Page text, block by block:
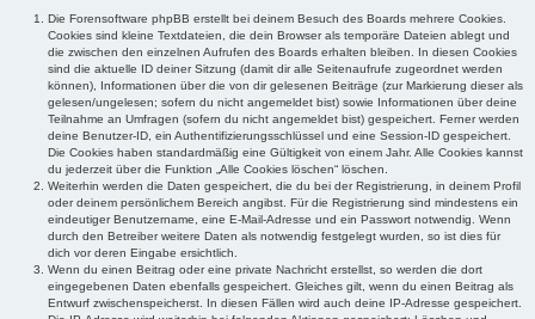
Die Forensoftware phpBB erstellt bei deinem Besuch des Boards mehrere Cookies.
Cookies sind kleine Textdateien, die dein Browser als temporäre Dateien ablegt und
die zwischen den einzelnen Aufrufen des Boards erhalten bleiben. In diesen Cookies
sind die aktuelle ID deiner Sitzung (damit dir alle Seitenaufrufe zugeordnet werden
können), Informationen über die von dir gelesenen Beiträge (zur Markierung dieser als
gelesen/ungelesen; sofern du nicht angemeldet bist) sowie Informationen über deine
Teilnahme an Umfragen (sofern du nicht angemeldet bist) gespeichert. Ferner werden
deine Benutzer-ID, ein Authentifizierungsschlüssel und eine Session-ID gespeichert.
Die Cookies haben standardmäßig eine Gültigkeit von einem Jahr. Alle Cookies kannst
du jederzeit über die Funktion „Alle Cookies löschen“ löschen.
Weiterhin werden die Daten gespeichert, die du bei der Registrierung, in deinem Profil
oder deinem persönlichem Bereich angibst. Für die Registrierung sind mindestens ein
eindeutiger Benutzername, eine E-Mail-Adresse und ein Passwort notwendig. Wenn
durch den Betreiber weitere Daten als notwendig festgelegt wurden, so ist dies für
dich vor deren Eingabe ersichtlich.
Wenn du einen Beitrag oder eine private Nachricht erstellst, so werden die dort
eingegebenen Daten ebenfalls gespeichert. Gleiches gilt, wenn du einen Beitrag als
Entwurf zwischenspeicherst. In diesen Fällen wird auch deine IP-Adresse gespeichert.